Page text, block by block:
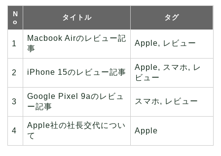
N
o
タイトル タグ
1
Macbook Airのレビュー記
事
Apple, レビュー
2 iPhone 15のレビュー記事
Apple, スマホ, レ
ビュー
3
Google Pixel 9aのレビュ
ー記事
スマホ, レビュー
4
Apple社の社長交代につい
て
Apple